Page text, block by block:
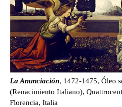
La Anunciación, 1472-1475, Óleo
(Renacimiento Italiano),
Florencia, Italia